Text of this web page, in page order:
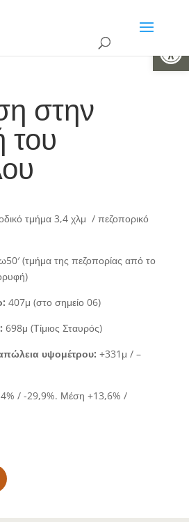
στην
του
τμήμα 3,4 χλμ / πεζοπορικό
(τμήμα της πεζοπορίας από το
407μ (στο σημείο 06)
698μ (Τίμιος Σταυρός)
υψομέτρου: +331μ / –
/ -29,9%. Μέση +13,6% /